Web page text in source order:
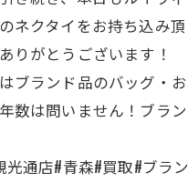
ネクタイをお持ち込み頂
りがとうございます！
ブランド品のバッグ・
数は問いません！ブラ
光通店#青森#買取#ブラ